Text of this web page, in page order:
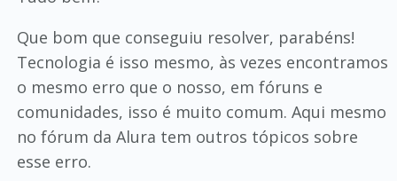
Que bom que conseguiu resolver, parabéns!
Tecnologia é isso mesmo, às vezes encontramos
o mesmo erro que o nosso, em fóruns e
comunidades, isso é muito comum. Aqui mesmo
no fórum da Alura tem outros tópicos sobre
esse erro.